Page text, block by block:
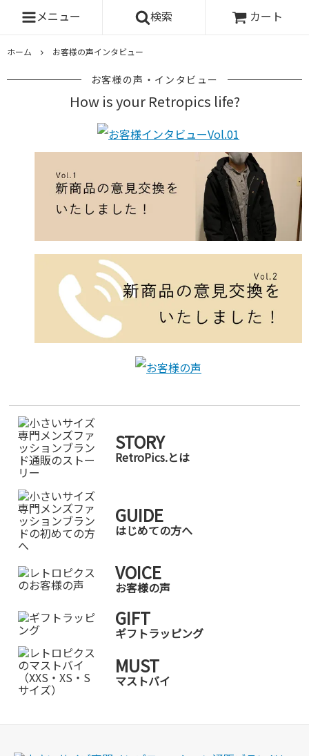
メニュー 検索 カート
ホーム お客様の声インタビュー
お客様の声・インタビュー
How is your Retropics life?
STORY
RetroPics.とは
GUIDE
はじめての方へ
VOICE
お客様の声
GIFT
ギフトラッピング
MUST
マストバイ